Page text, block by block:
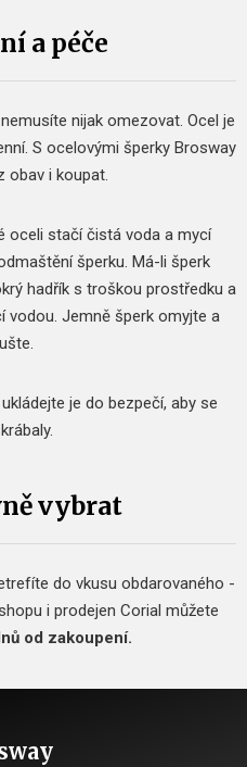
a péče
nijak omezovat. Ocel je
S ocelovými šperky Brosway
obav i koupat.
oceli stačí čistá voda a mycí
šperku. Má-li šperk
hadřík s troškou prostředku a
vodou. Jemně šperk omyjte a
je do bezpečí, aby se
vybrat
do vkusu obdarovaného -
i prodejen Corial můžete
od zakoupení.